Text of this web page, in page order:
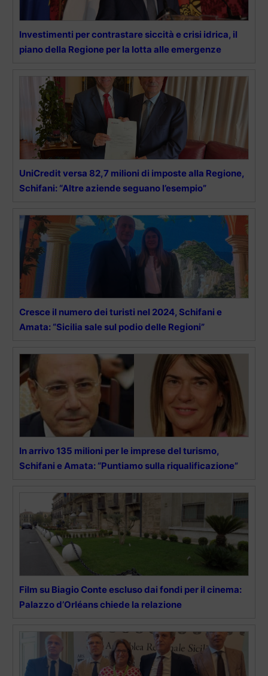
Investimenti per contrastare siccità e crisi idrica, il
piano della Regione per la lotta alle emergenze
UniCredit versa 82,7 milioni di imposte alla Regione,
Schifani: “Altre aziende seguano l’esempio”
Cresce il numero dei turisti nel 2024, Schifani e
Amata: “Sicilia sale sul podio delle Regioni”
In arrivo 135 milioni per le imprese del turismo,
Schifani e Amata: “Puntiamo sulla riqualificazione”
Film su Biagio Conte escluso dai fondi per il cinema:
Palazzo d’Orléans chiede la relazione